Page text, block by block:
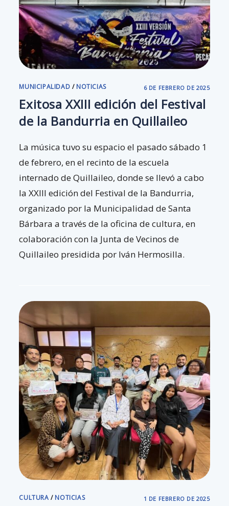
MUNICIPALIDAD / NOTICIAS
Exitosa XXIII edición del Festival
de la Bandurria en Quillaileo
La música tuvo su espacio el pasado sábado 1
de febrero, en el recinto de la escuela
internado de Quillaileo, donde se llevó a cabo
la XXIII edición del Festival de la Bandurria,
organizado por la Municipalidad de Santa
Bárbara a través de la oficina de cultura, en
colaboración con la Junta de Vecinos de
Quillaileo presidida por Iván Hermosilla.
6 DE FEBRERO DE 2025
CULTURA / NOTICIAS 1 DE FEBRERO DE 2025